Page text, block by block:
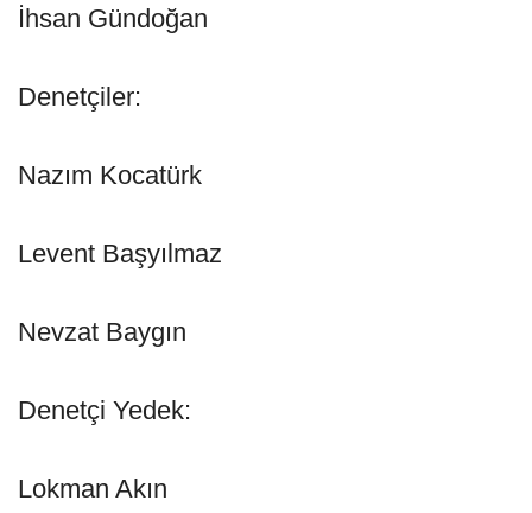
İhsan Gündoğan
Denetçiler:
Nazım Kocatürk
Levent Başyılmaz
Nevzat Baygın
Denetçi Yedek:
Lokman Akın